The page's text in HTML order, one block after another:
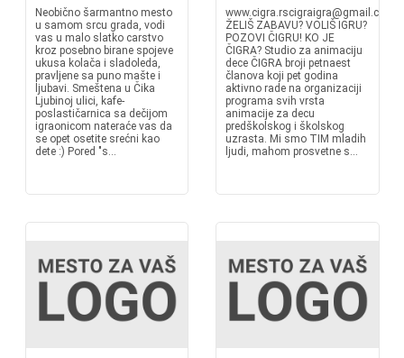
Neobično šarmantno mesto
u samom srcu grada, vodi
vas u malo slatko carstvo
kroz posebno birane spojeve
ukusa kolača i sladoleda,
pravljene sa puno mašte i
ljubavi. Smeštena u Čika
Ljubinoj ulici, kafe-
poslastičarnica sa dečijom
igraonicom nateraće vas da
se opet osetite srećni kao
dete :) Pored "s...
www.cigra.rscigraigra@gmail.com
ŽELIŠ ZABAVU? VOLIŠ IGRU?
POZOVI ČIGRU! KO JE
ČIGRA? Studio za animaciju
dece ČIGRA broji petnaest
članova koji pet godina
aktivno rade na organizaciji
programa svih vrsta
animacije za decu
predškolskog i školskog
uzrasta. Mi smo TIM mladih
ljudi, mahom prosvetne s...